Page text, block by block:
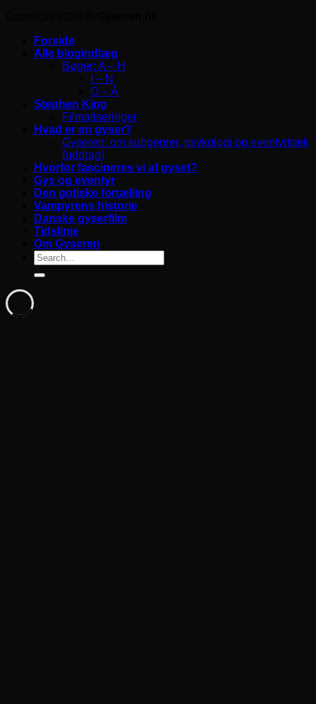
Forside
Alle blogindlæg
Bøger: A – H
I – N
O – Å
Stephen King
Filmatiseringer
Hvad er en gyser?
Gyseren: om subgenrer, psykologi og eventyrtræk
(uddrag)
Hvorfor fascineres vi af gyset?
Gys og eventyr
Den gotiske fortælling
Vampyrens historie
Danske gyserfilm
Tidslinje
Om Gyseren